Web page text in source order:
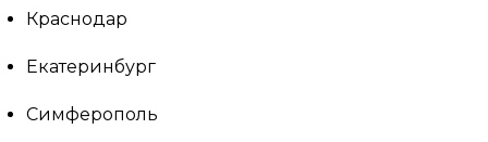
Краснодар
Екатеринбург
Симферополь